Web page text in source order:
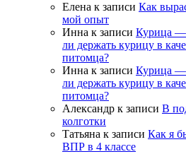
Елена к записи Как
мой опыт
Инна к записи Курица —
ли держать курицу в
питомца?
Инна к записи Курица —
ли держать курицу в
питомца?
Александр к записи В
колготки
Татьяна к записи Как я
ВПР в 4 классе